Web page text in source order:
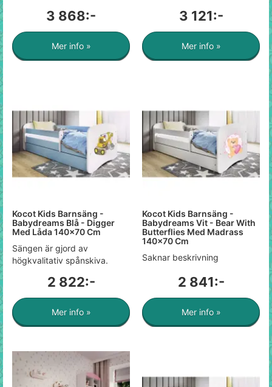
3 868:-
Mer info »
3 121:-
Mer info »
Kocot Kids Barnsäng -
Babydreams Blå - Digger
Med Låda 140x70 Cm
Sängen är gjord av
högkvalitativ spånskiva.
2 822:-
Mer info »
Kocot Kids Barnsäng -
Babydreams Vit - Bear With
Butterflies Med Madrass
140x70 Cm
Saknar beskrivning
2 841:-
Mer info »